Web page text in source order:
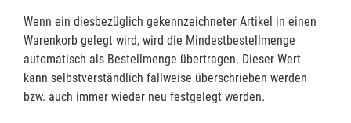
Wenn ein diesbezüglich gekennzeichneter Artikel in einen
Warenkorb gelegt wird, wird die Mindestbestellmenge
automatisch als Bestellmenge übertragen. Dieser Wert
kann selbstverständlich fallweise überschrieben werden
bzw. auch immer wieder neu festgelegt werden.